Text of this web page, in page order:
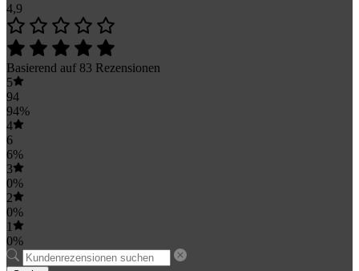
4,9
Basierend auf 83 Rezensionen
5
94
94%
4
6
6%
3
0%
2
0%
1
0%